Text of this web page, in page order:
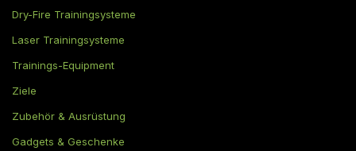
Dry-Fire Trainingsysteme
Laser Trainingsysteme
Trainings-Equipment
Ziele
Zubehör & Ausrüstung
Gadgets & Geschenke